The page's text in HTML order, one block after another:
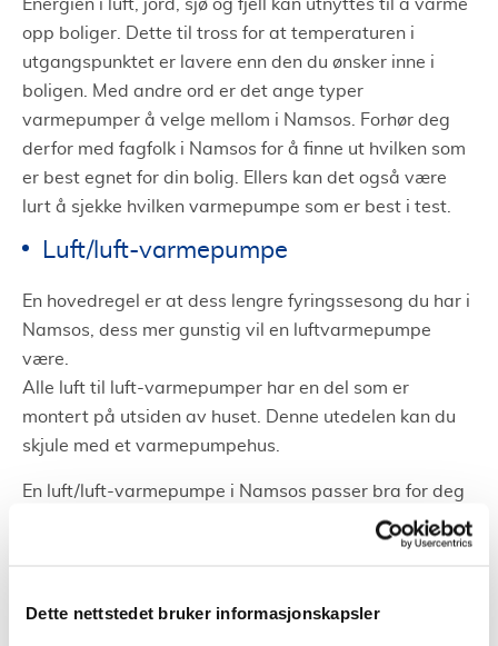
Dette nettstedet bruker informasjonskapsler
Energien i luft, jord, sjø og fjell kan utnyttes til å varme
opp boliger. Dette til tross for at temperaturen i
utgangspunktet er lavere enn den du ønsker inne i
boligen. Med andre ord er det ange typer
varmepumper å velge mellom i Namsos. Forhør deg
derfor med fagfolk i Namsos for å finne ut hvilken som
er best egnet for din bolig. Ellers kan det også være
lurt å sjekke hvilken varmepumpe som er best i test.
Luft/luft-varmepumpe
En hovedregel er at dess lengre fyringssesong du har i
Namsos, dess mer gunstig vil en luftvarmepumpe
være.
Alle luft til luft-varmepumper har en del som er
montert på utsiden av huset. Denne utedelen kan du
skjule med et varmepumpehus.
En luft/luft-varmepumpe i Namsos passer bra for deg
Bor i et område med lang fyringssesong eller milde